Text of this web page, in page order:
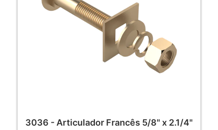
3036 - Articulador Francês 5/8" x 2.1/4"